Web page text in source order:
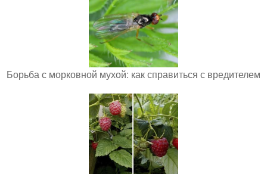
Борьба с морковной мухой: как справиться с вредителем